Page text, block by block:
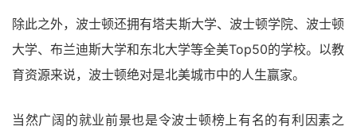
除此之外，波士顿还拥有塔夫斯大学、波士顿学院、波士顿
大学、布兰迪斯大学和东北大学等全美Top50的学校。以教
育资源来说，波士顿绝对是北美城市中的人生赢家。
当然广阔的就业前景也是令波士顿榜上有名的有利因素之